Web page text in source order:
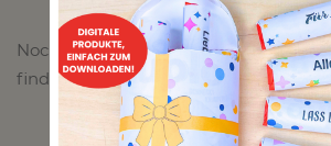
Noch ein gute duftendes Deo aus
findest du hier.